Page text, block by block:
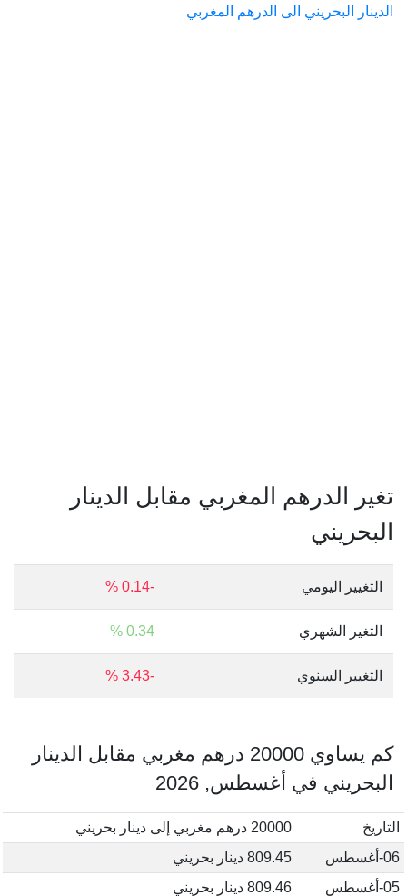
الدينار البحريني الى الدرهم المغربي
تغير الدرهم المغربي مقابل الدينار
البحريني
التغيير اليومي -0.14 %
التغير الشهري 0.34 %
التغيير السنوي -3.43 %
كم يساوي 20000 درهم مغربي مقابل الدينار
البحريني في أغسطس, 2026
التاريخ
20000 درهم مغربي إلى دينار بحريني
06-أغسطس
809.45 دينار بحريني
05-أغسطس
809.46 دينار بحريني